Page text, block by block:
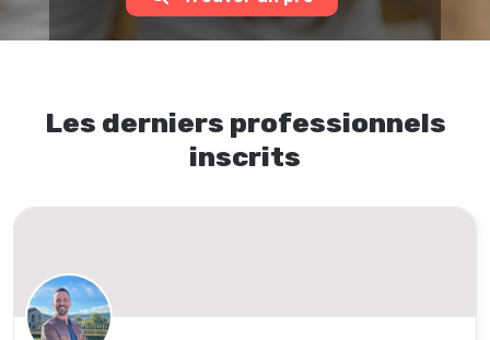
Les derniers professionnels
inscrits